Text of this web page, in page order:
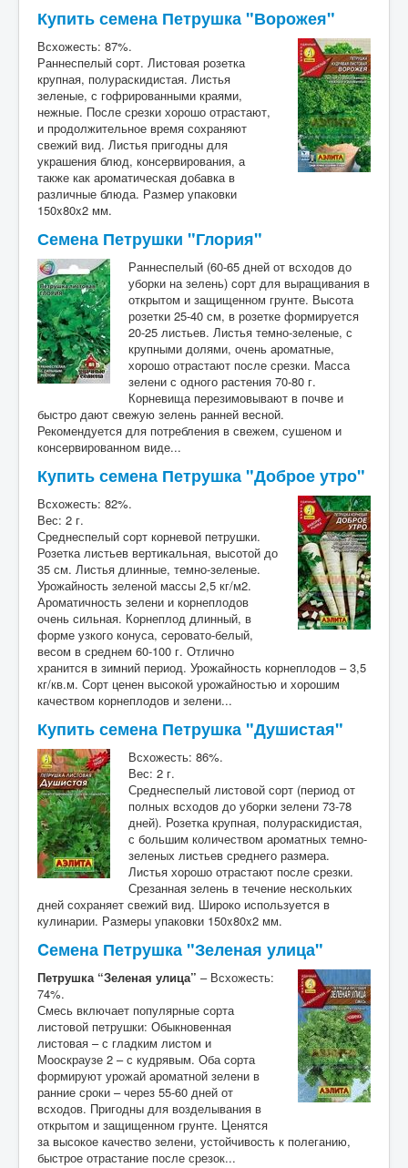
Купить семена Петрушка "Ворожея"
Всхожесть: 87%.
Раннеспелый сорт. Листовая розетка
крупная, полураскидистая. Листья
зеленые, с гофрированными краями,
нежные. После срезки хорошо отрастают,
и продолжительное время сохраняют
свежий вид. Листья пригодны для
украшения блюд, консервирования, а
также как ароматическая добавка в
различные блюда. Размер упаковки
150x80x2 мм.
Семена Петрушки "Глория"
Раннеспелый (60-65 дней от всходов до
уборки на зелень) сорт для выращивания в
открытом и защищенном грунте. Высота
розетки 25-40 см, в розетке формируется
20-25 листьев. Листья темно-зеленые, с
крупными долями, очень ароматные,
хорошо отрастают после срезки. Масса
зелени с одного растения 70-80 г.
Корневища перезимовывают в почве и
быстро дают свежую зелень ранней весной.
Рекомендуется для потребления в свежем, сушеном и
консервированном виде...
Купить семена Петрушка "Доброе утро"
Всхожесть: 82%.
Вес: 2 г.
Среднеспелый сорт корневой петрушки.
Розетка листьев вертикальная, высотой до
35 см. Листья длинные, темно-зеленые.
Урожайность зеленой массы 2,5 кг/м2.
Ароматичность зелени и корнеплодов
очень сильная. Корнеплод длинный, в
форме узкого конуса, серовато-белый,
весом в среднем 60-100 г. Отлично
хранится в зимний период. Урожайность корнеплодов – 3,5
кг/кв.м. Сорт ценен высокой урожайностью и хорошим
качеством корнеплодов и зелени...
Купить семена Петрушка "Душистая"
Всхожесть: 86%.
Вес: 2 г.
Среднеспелый листовой сорт (период от
полных всходов до уборки зелени 73-78
дней). Розетка крупная, полураскидистая,
с большим количеством ароматных темно-
зеленых листьев среднего размера.
Листья хорошо отрастают после срезки.
Срезанная зелень в течение нескольких
дней сохраняет свежий вид. Широко используется в
кулинарии. Размеры упаковки 150x80x2 мм.
Cемена Петрушка "Зеленая улица"
Петрушка “Зеленая улица” – Всхожесть:
74%.
Смесь включает популярные сорта
листовой петрушки: Обыкновенная
листовая – с гладким листом и
Мооскраузе 2 – с кудрявым. Оба сорта
формируют урожай ароматной зелени в
ранние сроки – через 55-60 дней от
всходов. Пригодны для возделывания в
открытом и защищенном грунте. Ценятся
за высокое качество зелени, устойчивость к полеганию,
быстрое отрастание после срезок...